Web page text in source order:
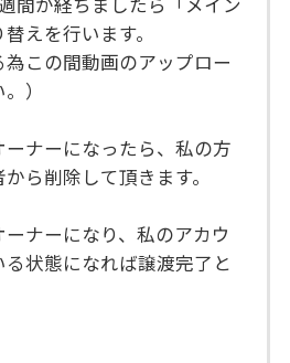
えを行います。
為この間動画のアップロー
）
ナーになったら、私の方
ら削除して頂きます。
ナーになり、私のアカウ
状態になれば譲渡完了と